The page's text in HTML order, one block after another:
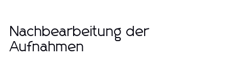
Nachbearbeitung der
Aufnahmen